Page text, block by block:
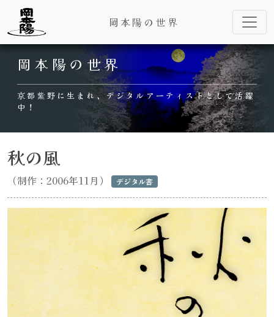
Main Navigation
岡本陽の世界
岡本陽の世界
京都紫野に生まれ、デジタルアーティストとして活躍
中！
秋の風
（制作：2006年11月） デジタル書